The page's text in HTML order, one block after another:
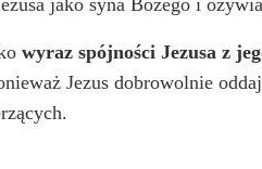
wyraz spójności Jezusa z
Jezus dobrowolnie